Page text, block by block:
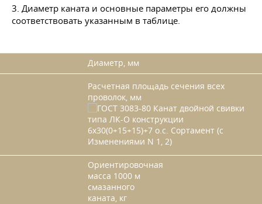
3. Диаметр каната и основные параметры его должны
соответствовать указанным в таблице.
Диаметр, мм
Расчетная площадь сечения всех
проволок, мм
Ориентировочная
масса 1000 м
смазанного
каната, кг